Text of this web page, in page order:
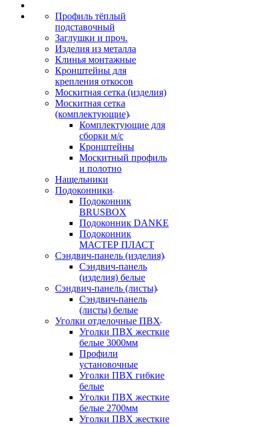
Профиль тёплый
подставочный
Заглушки и проч.
Изделия из металла
Клинья монтажные
Кронштейны для
крепления откосов
Москитная сетка (изделия)
Москитная сетка
(комплектующие)
Комплектующие для
сборки м/с
Кронштейны
Москитный профиль
и полотно
Нащельники
Подоконники
Подоконник
BRUSBOX
Подоконник DANKE
Подоконник
МАСТЕР ПЛАСТ
Сэндвич-панель (изделия)
Сэндвич-панель
(изделия) белые
Сэндвич-панель (листы)
Сэндвич-панель
(листы) белые
Уголки отделочные ПВХ
Уголки ПВХ жесткие
белые 3000мм
Профили
установочные
Уголки ПВХ гибкие
белые
Уголки ПВХ жесткие
белые 2700мм
Уголки ПВХ жесткие